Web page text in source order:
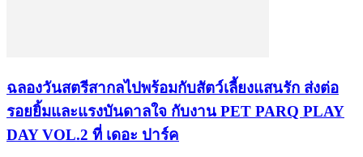
ฉลองวันสตรีสากลไปพร้อมกับสัตว์เลี้ยงแสนรัก ส่งต่อ
รอยยิ้มและแรงบันดาลใจ กับงาน PET PARQ PLAY
DAY VOL.2 ที่ เดอะ ปาร์ค